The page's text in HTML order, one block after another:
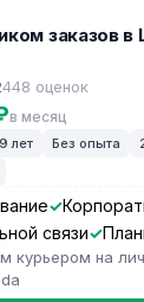
заказов в
448 оценок
в месяц
лет Без опыта
связи
курьером на